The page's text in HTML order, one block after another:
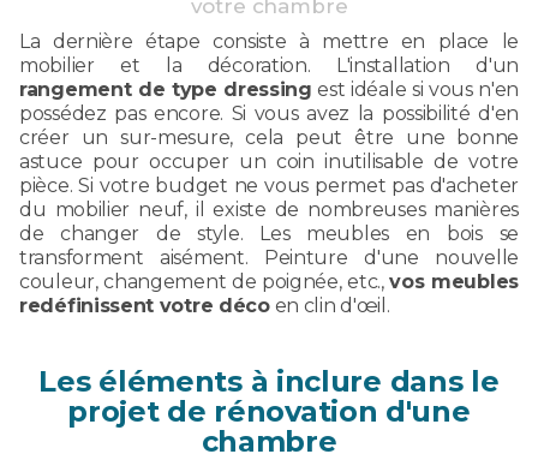
votre chambre
La dernière étape consiste à mettre en place le
mobilier et la décoration. L'installation d'un
rangement de type dressing est idéale si vous n'en
possédez pas encore. Si vous avez la possibilité d'en
créer un sur-mesure, cela peut être une bonne
astuce pour occuper un coin inutilisable de votre
pièce. Si votre budget ne vous permet pas d'acheter
du mobilier neuf, il existe de nombreuses manières
de changer de style. Les meubles en bois se
transforment aisément. Peinture d'une nouvelle
couleur, changement de poignée, etc.,vos meubles
redéfinissent votre décoen clin d'œil.
Les éléments à inclure dans le
projet de rénovation d'une
chambre